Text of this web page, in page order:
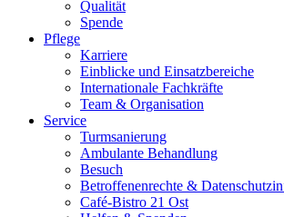
Qualität
Spende
Pflege
Karriere
Einblicke und Einsatzbereiche
Internationale Fachkräfte
Team & Organisation
Service
Turmsanierung
Ambulante Behandlung
Besuch
Betroffenenrechte &
Café-Bistro 21 Ost